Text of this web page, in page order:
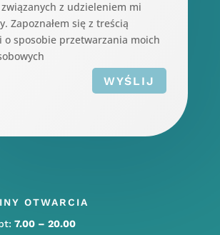
z udzieleniem mi
Zapoznałem się z treścią
o sposobie przetwarzania moich
WYŚLIJ
OTWARCIA
7.00 – 20.00